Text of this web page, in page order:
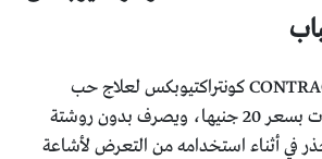
يتوافر جل CONTRACTUBEX كونتراكتيوبكس لعلاج حب
الشباب، في الصيدليات بسعر 20 جنيها، ويصرف بدون روشتة
في أثناء استخدامه من التعرض لأشاعة